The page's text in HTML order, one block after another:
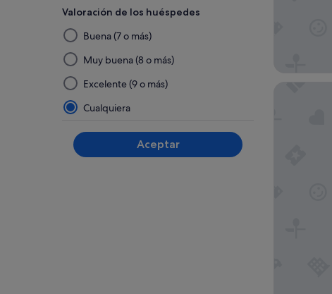
Valoración de los huéspedes
Al
seleccionar
y
aplicar
un
filtro
este
grupo,
Buena (7 o más)
Muy buena (8 o más)
Excelente (9 o más)
Cualquiera
Aceptar